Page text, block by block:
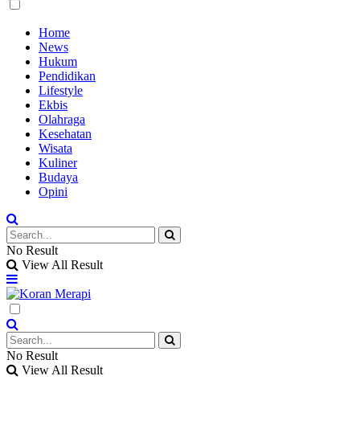
Home
News
Hukum
Pendidikan
Lifestyle
Ekbis
Olahraga
Kesehatan
Wisata
Kuliner
Budaya
Opini
No Result
View All Result
No Result
View All Result